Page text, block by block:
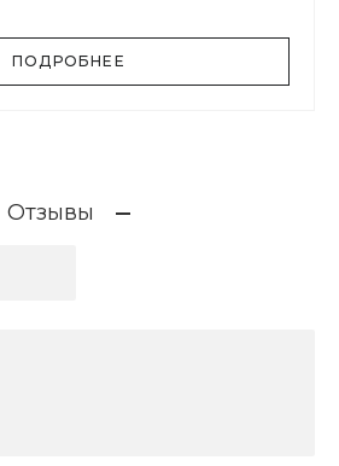
ПОДРОБНЕЕ
Отзывы